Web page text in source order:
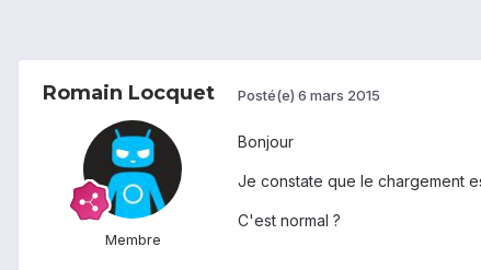
Romain Locquet
Membre
Posté(e) 6 mars 2015
Bonjour
Je constate que le chargement
C'est normal ?